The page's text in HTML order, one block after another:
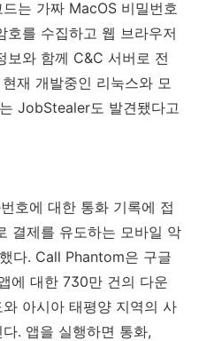
는 가짜 MacOS 비밀번호
호를 수집하고 웹 브라우저
보와 함께 C&C 서버로 전
재 개발중인 리눅스와 모
JobStealer도 발견됐다고
호에 대한 통화 기록에 접
결제를 유도하는 모바일 악
다. Call Phantom은 구글
에 대한 730만 건의 다운
아시아 태평양 지역의 사
다. 앱을 실행하면 통화,